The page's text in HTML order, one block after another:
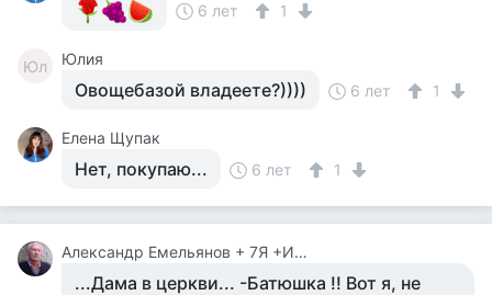
6 лет
1
Юл Юлия
Овощебазой владеете?)))) 6 лет 1
Елена Щупак
Нет, покупаю... 6 лет 1
Александр Емельянов + 7Я +Инструктор Туризма
...Дама в церкви... -Батюшка !! Вот я, не